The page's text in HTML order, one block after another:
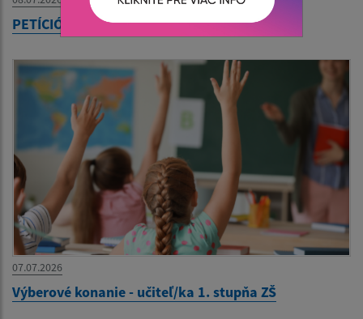
PETÍCIÓ - Szlovák Posta
07.07.2026
Výberové konanie - učiteľ/ka 1. stupňa ZŠ